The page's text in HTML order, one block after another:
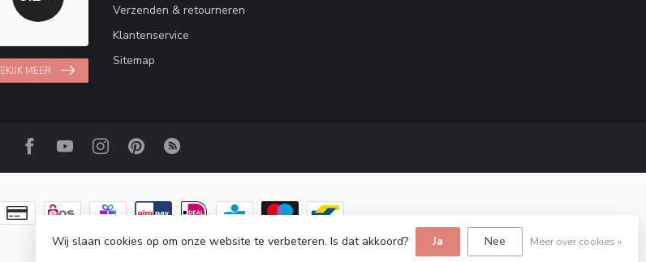
MEER
Verzenden & retourneren
Klantenservice
Sitemap
© Copyright 2026 Haakpret
Wij slaan cookies op om onze website te verbeteren. Is dat akkoord? Ja Nee Meer over cookies »